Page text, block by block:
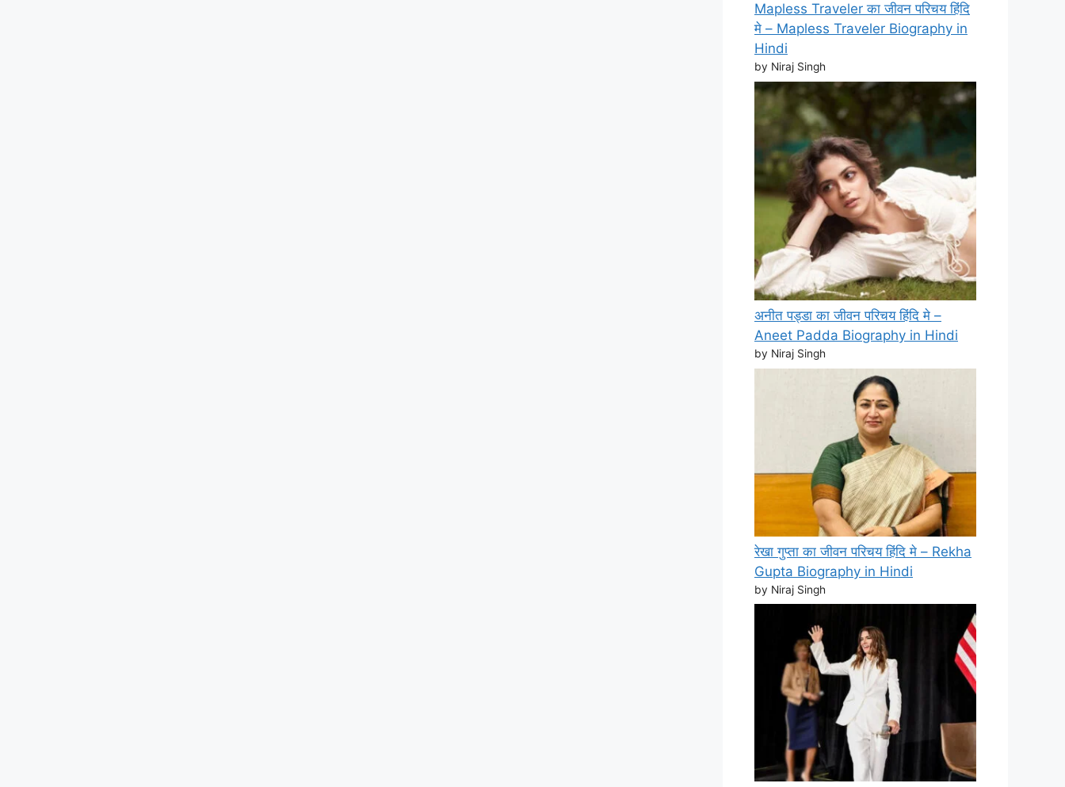
Mapless Traveler का जीवन परिचय हिंदि
मे – Mapless Traveler Biography in
Hindi
by Niraj Singh
अनीत पड्डा का जीवन परिचय हिंदि मे –
Aneet Padda Biography in Hindi
by Niraj Singh
रेखा गुप्ता का जीवन परिचय हिंदि मे – Rekha
Gupta Biography in Hindi
by Niraj Singh